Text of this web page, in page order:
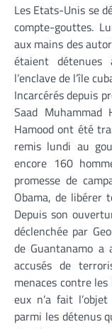
Les Etats-Unis se
compte-gouttes.
aux mains des
étaient
l’enclave de l’île
Incarcérés depuis
Saad Muhammad
Hamood ont été
remis lundi au
encore 160
promesse de
Obama, de libérer
Depuis son
déclenchée par
de Guantanamo a
accusés de
menaces contre
eux n’a fait
parmi les détenus